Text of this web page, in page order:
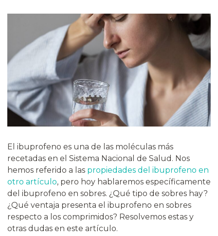
El ibuprofeno es una de las moléculas más
recetadas en el Sistema Nacional de Salud. Nos
hemos referido a las propiedades del ibuprofeno en
otro artículo, pero hoy hablaremos específicamente
del ibuprofeno en sobres. ¿Qué tipo de sobres hay?
¿Qué ventaja presenta el ibuprofeno en sobres
respecto a los comprimidos? Resolvemos estas y
otras dudas en este artículo.